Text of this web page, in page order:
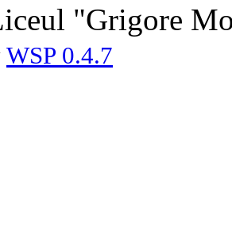
"Grigore
WSP 0.4.7